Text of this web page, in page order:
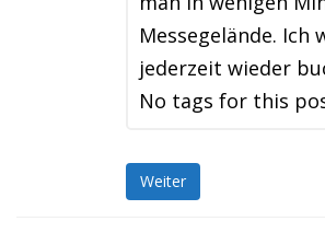
Messegelände. Ich
jederzeit wieder
No tags for this
Weiter